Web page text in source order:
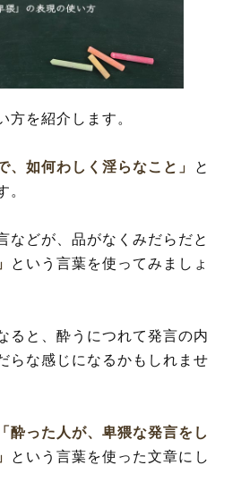
方を紹介します。
、如何わしく淫らなこと」
と
。
などが、品がなくみだらだと
という言葉を使ってみましょ
ると、酔うにつれて発言の内
らな感じになるかもしれませ
「酔った人が、卑猥な発言をし
という言葉を使った文章にし